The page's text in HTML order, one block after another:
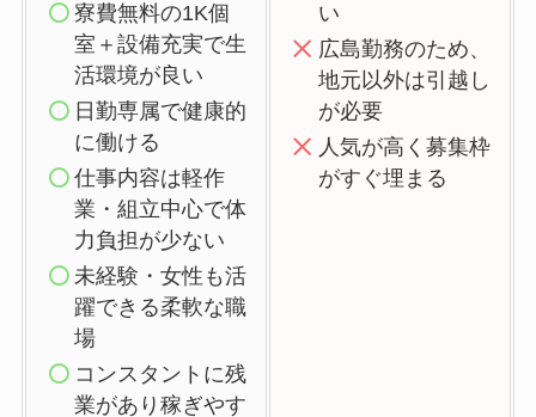
寮費無料の1K個
室＋設備充実で生
活環境が良い
日勤専属で健康的
に働ける
仕事内容は軽作
業・組立中心で体
力負担が少ない
未経験・女性も活
躍できる柔軟な職
場
コンスタントに残
業があり稼ぎやす
い
広島勤務のため、
地元以外は引越し
が必要
人気が高く募集枠
がすぐ埋まる